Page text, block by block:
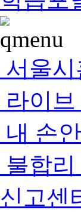
서울시
라이브
내 손
불합리
신고센